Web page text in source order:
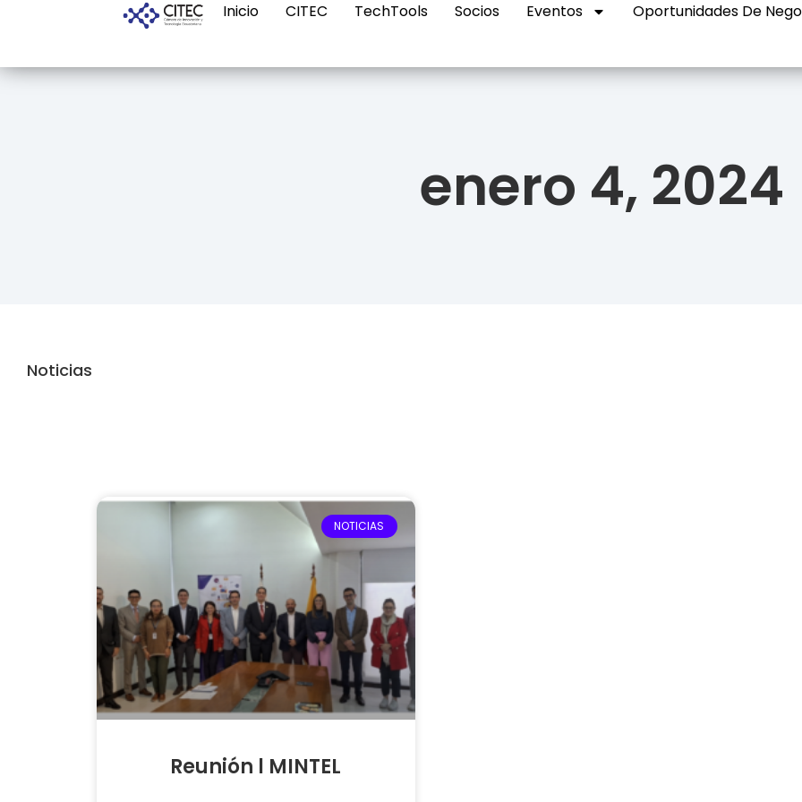
Inicio CITEC TechTools Socios Eventos Oportunidades De
enero 4, 2024
Noticias
NOTICIAS
Reunión l MINTEL